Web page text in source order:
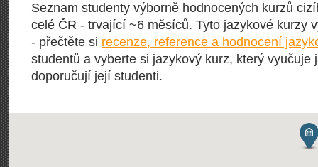
Seznam studenty výborně hodnocených kurzů
celé ČR - trvající ~6 měsíců. Tyto jazykové kurzy
- přečtěte si recenze, reference a hodnocení
studentů a vyberte si jazykový kurz, který vyučuje
doporučují její studenti.